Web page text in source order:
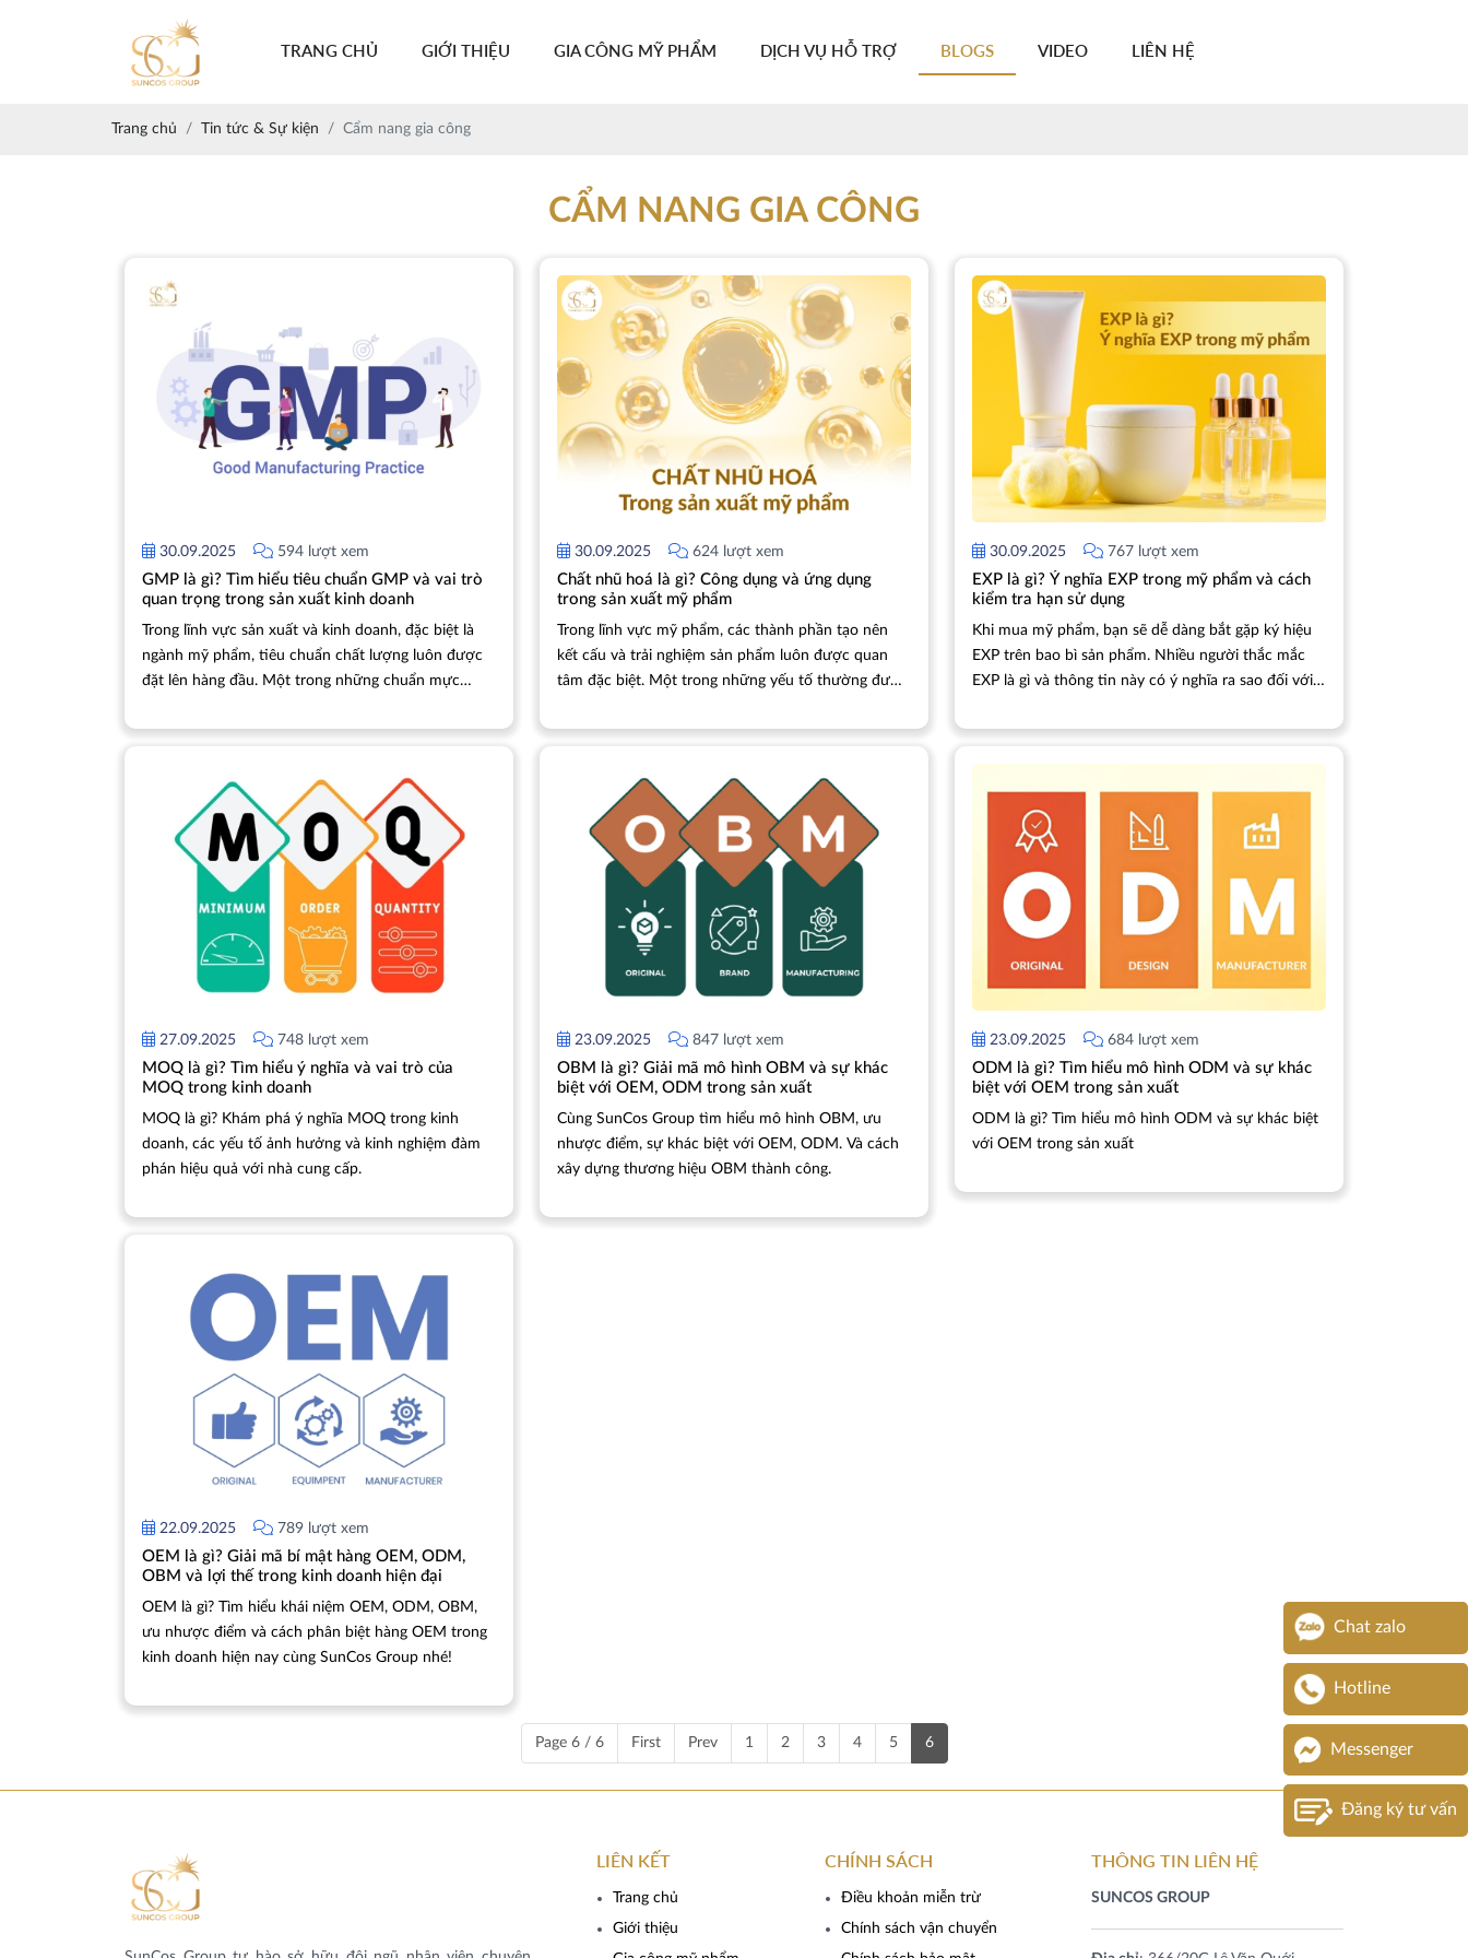
TRANG CHỦ GIỚI THIỆU GIA CÔNG MỸ PHẨM DỊCH VỤ HỖ TRỢ BLOGS VIDEO LIÊN HỆ
Trang chủ Tin tức & Sự kiện Cẩm nang gia công
CẨM NANG GIA CÔNG
30.09.2025 594 lượt xem
GMP là gì? Tìm hiểu tiêu chuẩn GMP và vai trò
quan trọng trong sản xuất kinh doanh
Trong lĩnh vực sản xuất và kinh doanh, đặc biệt là
ngành mỹ phẩm, tiêu chuẩn chất lượng luôn được
đặt lên hàng đầu. Một trong những chuẩn mực
là gì và vì sao tiêu chuẩn này lại giữ vai trò quan
cùng bạn tìm hiểu về GMP, những yêu cầu cơ bản
cũng như lợi ích mà nó mang lại trong hoạt động
sản xuất kinh doanh.
30.09.2025 624 lượt xem
​​​​​​​Chất nhũ hoá là gì? Công dụng và ứng dụng
trong sản xuất mỹ phẩm
Trong lĩnh vực mỹ phẩm, các thành phần tạo nên
kết cấu và trải nghiệm sản phẩm luôn được quan
tâm đặc biệt. Một trong những yếu tố thường được
gì và tại sao lại quan trọng trong sản xuất mỹ phẩm?
những ứng dụng phổ biến của chất nhũ hóa trong
ngành làm đẹp.
30.09.2025 767 lượt xem
EXP là gì? Ý nghĩa EXP trong mỹ phẩm và cách
kiểm tra hạn sử dụng
Khi mua mỹ phẩm, bạn sẽ dễ dàng bắt gặp ký hiệu
EXP trên bao bì sản phẩm. Nhiều người thắc mắc
EXP là gì và thông tin này có ý nghĩa ra sao đối với
sẽ cùng tìm hiểu ý nghĩa của EXP trong mỹ phẩm và
27.09.2025 748 lượt xem
MOQ là gì? Tìm hiểu ý nghĩa và vai trò của
MOQ trong kinh doanh
MOQ là gì? Khám phá ý nghĩa MOQ trong kinh
doanh, các yếu tố ảnh hưởng và kinh nghiệm đàm
phán hiệu quả với nhà cung cấp.
23.09.2025 847 lượt xem
OBM là gì? Giải mã mô hình OBM và sự khác
biệt với OEM, ODM trong sản xuất
Cùng SunCos Group tìm hiểu mô hình OBM, ưu
nhược điểm, sự khác biệt với OEM, ODM. Và cách
xây dựng thương hiệu OBM thành công.
23.09.2025 684 lượt xem
ODM là gì? Tìm hiểu mô hình ODM và sự khác
biệt với OEM trong sản xuất
ODM là gì? Tìm hiểu mô hình ODM và sự khác biệt
với OEM trong sản xuất
22.09.2025 789 lượt xem
OEM là gì? Giải mã bí mật hàng OEM, ODM,
OBM và lợi thế trong kinh doanh hiện đại
OEM là gì? Tìm hiểu khái niệm OEM, ODM, OBM,
ưu nhược điểm và cách phân biệt hàng OEM trong
kinh doanh hiện nay cùng SunCos Group nhé!
Page 6 / 6 First Prev 1 2 3 4 5 6
LIÊN KẾT
Trang chủ
Giới thiệu
CHÍNH SÁCH
Điều khoản miễn trừ
Chính sách vận chuyển
THÔNG TIN LIÊN HỆ
SUNCOS GROUP
Chat zalo
Hotline
Messenger
Đăng ký tư vấn